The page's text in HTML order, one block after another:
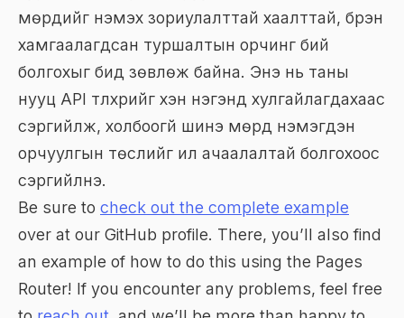
мөрүүдийг нэмэх зориулалттай хаалттай, бүрэн
хамгаалагдсан туршалтын орчинг бий
болгохыг бид зөвлөж байна. Энэ нь таны
нууц API түлхүүрийг хэн нэгэнд хулгайлагдахаас
сэргийлж, холбоогүй шинэ мөрүүд нэмэгдэн
орчуулгын төслийг илүү ачаалалтай болгохоос
сэргийлнэ.
Be sure to check out the complete example
over at our GitHub profile. There, you’ll also find
an example of how to do this using the Pages
Router! If you encounter any problems, feel free